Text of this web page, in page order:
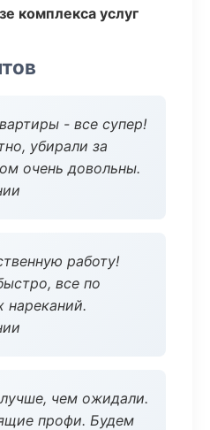
комплекса услуг
- все супер!
убирали за
очень довольны.
работу!
все по
нареканий.
чем ожидали.
профи. Будем